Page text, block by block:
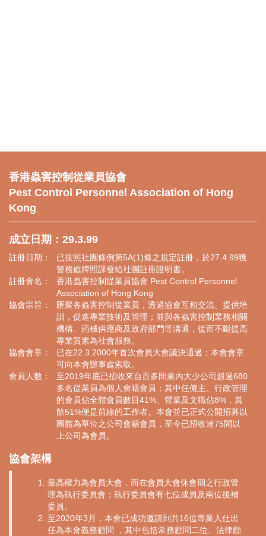
香港蟲害控制從業員協會
Pest Control Personnel Association of Hong
Kong
成立日期：29.3.99
註冊日期：
已按照社團條例第5A(1)條之規定註冊，於27.4.99獲
警務處牌照課發給社團註冊證明書。
註冊會名：
香港蟲害控制從業員協會 Pest Control Personnel
Association of Hong Kong
協會宗旨：
匯聚各蟲害控制從業員，透過協會互相交流、提供培
訓，促進專業技術及管理；並與各蟲害控制業務相關
機構、葯械供應商及政府部門等溝通，從而不斷提高
專業質素為社會服務。
協會會章：
已在22.3.2000年首次會員大會議決通過；本會會章
可向本會辦事處索取。
會員人數：
至2019年底已招收來自百多間業內大少公司超過680
多名從業員為個人會籍會員；其中任僱主、行政管理
的會員佔全體會員數目41%、營業及文職佔8%，其
餘51%便是前線的工作者。本會並已正式公開招募以
團體為單位之公司會籍會員，至今已招收達75間以
上公司為會員。
協會架構
最高權力為會員大會，而在會員大會休會期之行政管
理為執行委員會；執行委員會有七位成員及兩位後補
委員。
至2020年3月，本會已成功邀請到共16位專業人仕出
任為本會義務顧問 ，其中包括常務顧問二位、法律顧